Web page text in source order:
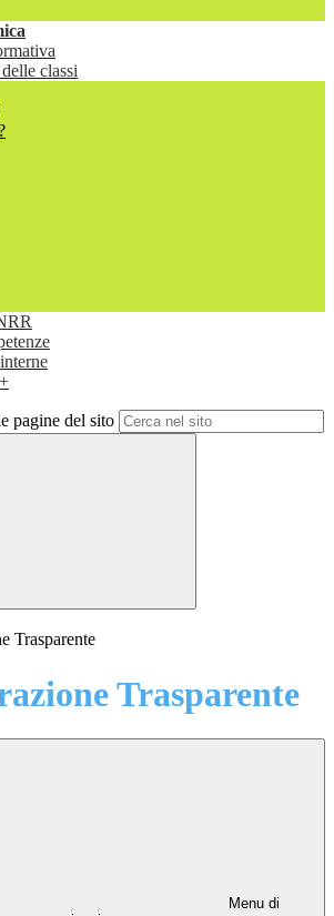
classi
pagine del sito
Trasparente
Trasparente
Menu di